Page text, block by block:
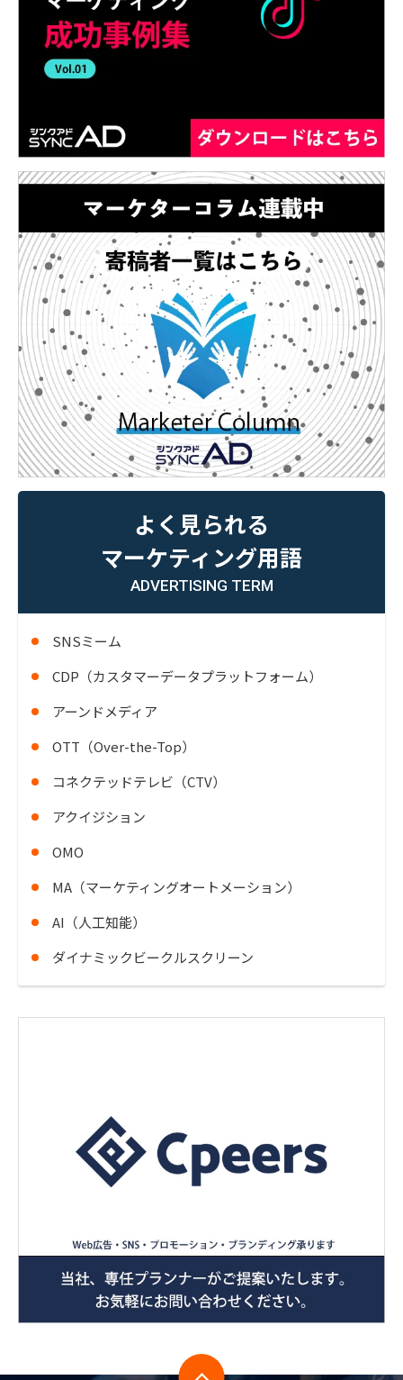
よく見られる
マーケティング用語
ADVERTISING TERM
SNSミーム
CDP（カスタマーデータプラットフォーム）
アーンドメディア
OTT（Over-the-Top）
コネクテッドテレビ（CTV）
アクイジション
OMO
MA（マーケティングオートメーション）
AI（人工知能）
ダイナミックビークルスクリーン